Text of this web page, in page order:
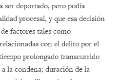
ser deportado, pero podía
procesal, y que esa decisión
factores tales como
con el delito por el
prolongado transcurrido
la condena; duración de la